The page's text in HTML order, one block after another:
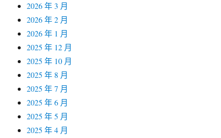
2026 年 3 月
2026 年 2 月
2026 年 1 月
2025 年 12 月
2025 年 10 月
2025 年 8 月
2025 年 7 月
2025 年 6 月
2025 年 5 月
2025 年 4 月